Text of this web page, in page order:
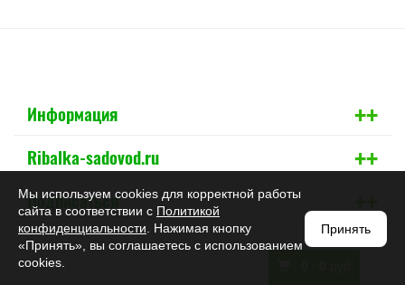
Информация +
+
Ribalka-sadovod.ru +
+
Подписаться +
+
Мы используем cookies для корректной работы
сайта в соответствии с Политикой
конфиденциальности . Нажимая кнопку
«Принять», вы соглашаетесь с использованием
cookies.
Принять